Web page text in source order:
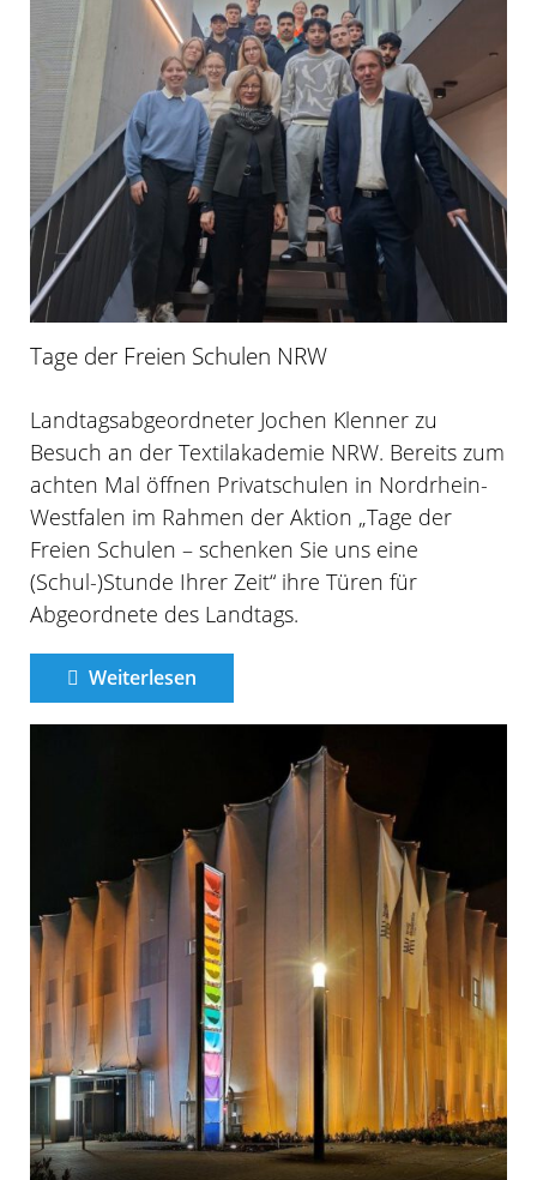
Tage der Freien Schulen NRW
Landtagsabgeordneter Jochen Klenner zu
Besuch an der Textilakademie NRW. Bereits zum
achten Mal öffnen Privatschulen in Nordrhein-
Westfalen im Rahmen der Aktion „Tage der
Freien Schulen – schenken Sie uns eine
(Schul-)Stunde Ihrer Zeit“ ihre Türen für
Abgeordnete des Landtags.
Weiterlesen